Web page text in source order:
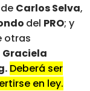
Carlos Selva,
del PRO; y
otras
Graciela
Deberá ser
en ley.